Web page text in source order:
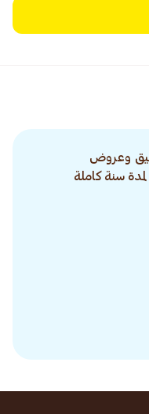
وعروض
سنة كاملة